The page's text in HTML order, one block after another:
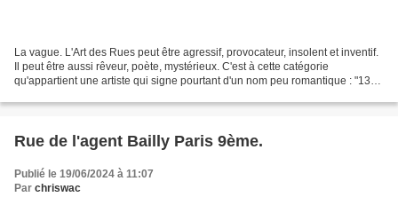
La vague. L'Art des Rues peut être agressif, provocateur, insolent et inventif.
Il peut être aussi rêveur, poète, mystérieux. C'est à cette catégorie
qu'appartient une artiste qui signe pourtant d'un nom peu romantique : "13
Rue de l'agent Bailly Paris 9ème.
Publié le 19/06/2024 à 11:07
Par chriswac